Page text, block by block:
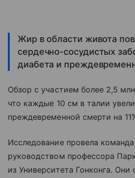
Жир в области живота
сердечно-сосудистых
диабета и
Обзор с участием более 2,5
что каждые 10 см в талии
преждевременной смерти на
Исследование провела
руководством профессора
из Университета Гонконга. Они